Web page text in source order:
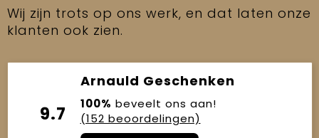
Wij zijn trots op ons werk, en dat laten onze
klanten ook zien.
9.7
Arnauld Geschenken
100% beveelt ons aan!
(152 beoordelingen)